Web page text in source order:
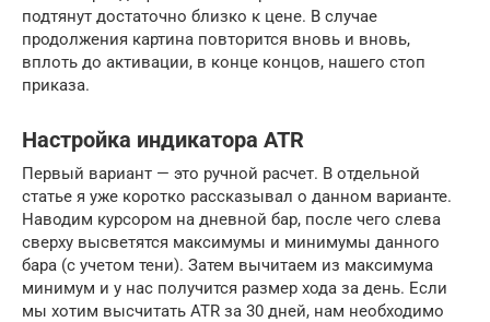
подтянут достаточно близко к цене. В случае
продолжения картина повторится вновь и вновь,
вплоть до активации, в конце концов, нашего стоп
приказа.
Настройка индикатора ATR
Первый вариант — это ручной расчет. В отдельной
статье я уже коротко рассказывал о данном варианте.
Наводим курсором на дневной бар, после чего слева
сверху высветятся максимумы и минимумы данного
бара (с учетом тени). Затем вычитаем из максимума
минимум и у нас получится размер хода за день. Если
мы хотим высчитать ATR за 30 дней, нам необходимо